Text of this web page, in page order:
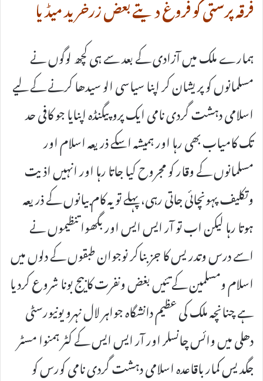
فرقہ پرستی کو فروغ دیتے بعض زرخرید میڈیا
ہمارے ملک میں آزادی کے بعد سے ہی کچھ لوگوں نے
مسلمانوں کو پریشان کر اپنا سیاسی الو سیدھا کرنے کے لیے
اسلامی دہشت گردی نامی ایک پروپیگنڈہ اپنایا جو کافی حد
تک کامیاب بھی رہا اور ہمیشہ اسکے ذریعہ اسلام اور
مسلمانوں کے وقار کو مجروح کیا جاتا رہا اور انہیں اذیت
وتکلیف پہونچائی جاتی رہی، پہلے تو یہ کام بیانوں کے ذریعہ
ہوتا رہا لیکن اب تو آر ایس ایس اور بگھوا تنظیموں نے
اسے درس وتدریس کا جز بناکر نوجوان طبقوں کے دلوں میں
اسلام ومسلمین کے تئیں بغض ونفرت کا بیج بونا شروع کردیا
ہے چنانچہ ملک کی عظیم دانشگاہ جواہر لال نہرو یونیورسٹی
دھلی میں وائس چانسلر اور آر ایس ایس کے کٹر ہمنوا مسٹر
جگدیس کمار باقاعدہ اسلامی دہشت گردی نامی کورس کو